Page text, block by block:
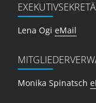
Lena Ogi eMail
Monika Spinatsch